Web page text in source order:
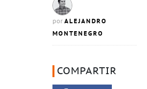
por ALEJANDRO
MONTENEGRO
COMPARTIR